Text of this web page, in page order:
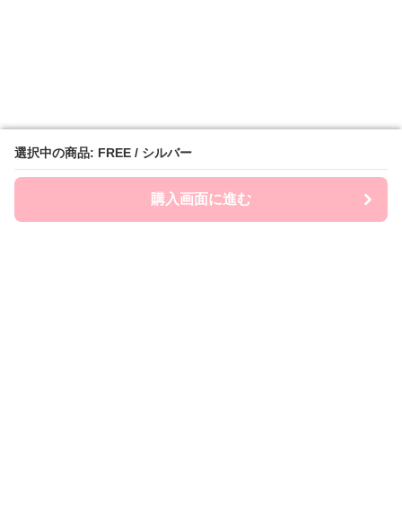
選択中の商品: FREE / シルバー
購入画面に進む
選択中の商品: FREE / シルバー
購入画面に進む